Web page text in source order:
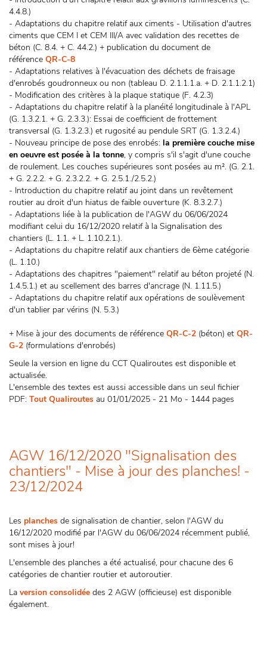
4.4.8.)
- Adaptations du chapitre relatif aux ciments - Utilisation d'autres
ciments que CEM I et CEM III/A avec validation des recettes de
béton (C. 8.4. + C. 44.2.) + publication du document de
référence QR-C-8
- Adaptations relatives à l'évacuation des déchets de fraisage
d'enrobés goudronneux ou non (tableau D. 2.1.1.1.a. + D. 2.1.1.2.1)
- Modification des critères à la plaque statique (F. 4.2.3)
- Adaptations du chapitre relatif à la planéité longitudinale à l'APL
(G. 1.3.2.1. + G. 2.3.3.): Essai de coefficient de frottement
transversal (G. 1.3.2.3.) et rugosité au pendule SRT (G. 1.3.2.4.)
- Nouveau principe de pose des enrobés: la première couche mise
en oeuvre est posée à la tonne, y compris s'il s'agit d'une couche
de roulement. Les couches supérieures sont posées au m². (G. 2.1.
+ G. 2.2.2. + G. 2.3.2.2. + G. 2.5.1./2.5.2.)
- Introduction du chapitre relatif au joint dans un revêtement
routier au droit d'un hiatus de faible ouverture (K. 8.3.2.7.)
- Adaptations liée à la publication de l'AGW du 06/06/2024
modifiant celui du 16/12/2020 relatif à la Signalisation des
chantiers (L. 1.1. + L. 1.10.2.1.).
- Adaptations du chapitre relatif aux chantiers de 6ème catégorie
(L. 1.10.)
- Adaptations des chapitres "paiement" relatif au béton projeté (N.
1.4.5.1.) et au scellement des barres d'ancrage (N. 1.11.5.)
- Adaptations du chapitre relatif aux opérations de soulèvement
d'un tablier par vérins (N. 5.3.)
+ Mise à jour des documents de référence QR-C-2 (béton) et QR-
G-2 (formulations d'enrobés)
Seule la version en ligne du CCT Qualiroutes est disponible et
actualisée.
L'ensemble des textes est aussi accessible dans un seul fichier
PDF: Tout Qualiroutes au 01/01/2025 - 21 Mo - 1444 pages
AGW 16/12/2020 "Signalisation des
chantiers" - Mise à jour des planches! -
23/12/2024
Les planches de signalisation de chantier, selon l'AGW du
16/12/2020 modifié par l'AGW du 06/06/2024 récemment publié,
sont mises à jour!
L'ensemble des planches a été actualisé, pour chacune des 6
catégories de chantier routier et autoroutier.
La version consolidée des 2 AGW (officieuse) est disponible
également.